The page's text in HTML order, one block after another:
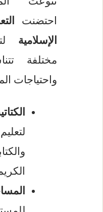
احتضنت
الإسلامية
مختلفة
واحتياجات
الكتاتيب:
لتعليم
الكريم